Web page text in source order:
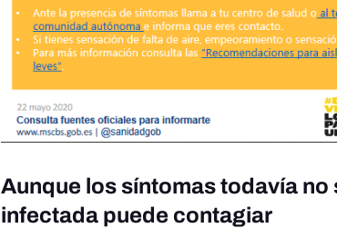
Aunque los síntomas todavía
infectada puede contagiar